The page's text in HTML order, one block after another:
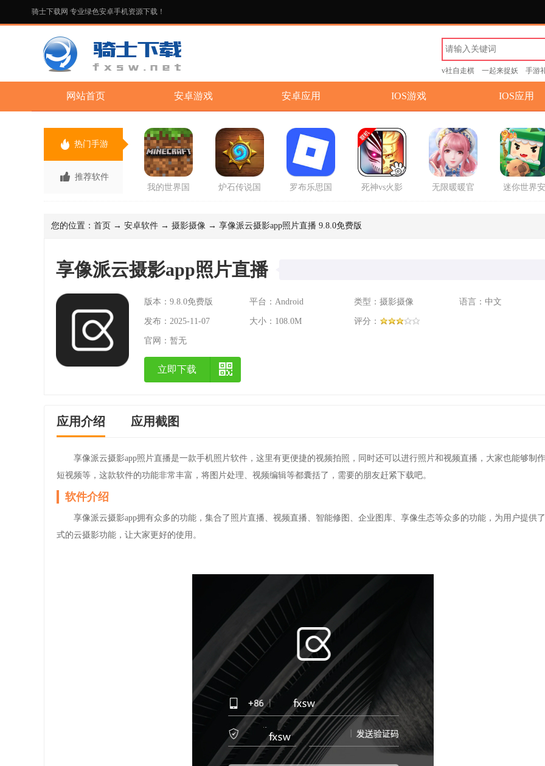
骑士下载网 专业绿色安卓手机资源下载！
v社自走棋 一起来捉妖 手游
网站首页 安卓游戏 安卓应用 IOS游戏 IOS应用
热门手游
推荐软件
我的世界国
炉石传说国
罗布乐思国
死神vs火影
无限暖暖官
迷你世界安
您的位置： 首页 → 安卓软件 → 摄影摄像 → 享像派云摄影app照片直播 9.8.0免费版
享像派云摄影app照片直播
版本：9.8.0免费版 平台：Android 类型：摄影摄像 语言：中文
发布：2025-11-07 大小：108.0M 评分：
官网： 暂无
立即下载
应用介绍 应用截图
享像派云摄影app照片直播是一款手机照片软件，这里有更便捷的视频拍照，同时还可以进行照片和视频直播，大家也能够制
短视频等，这款软件的功能非常丰富，将图片处理、视频编辑等都囊括了，需要的朋友赶紧下载吧。
软件介绍
享像派云摄影app拥有众多的功能，集合了照片直播、视频直播、智能修图、企业图库、享像生态等众多的功能，为用户提供
式的云摄影功能，让大家更好的使用。